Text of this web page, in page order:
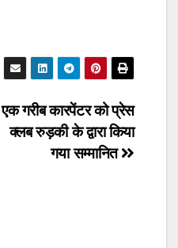
एक गरीब कारपेंटर को प्रेस
क्लब रुड़की के द्वारा किया
गया सम्मानित